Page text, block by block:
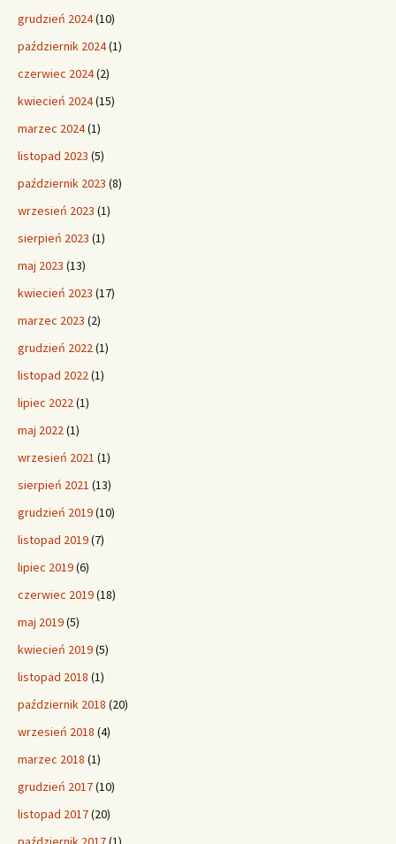
grudzień 2024(10)
październik 2024(1)
czerwiec 2024(2)
kwiecień 2024(15)
marzec 2024(1)
listopad 2023 (5)
październik 2023 (8)
wrzesień 2023 (1)
sierpień 2023 (1)
maj 2023 (13)
kwiecień 2023 (17)
marzec 2023 (2)
grudzień 2022(1)
listopad 2022(1)
lipiec 2022(1)
maj 2022(1)
wrzesień 2021 (1)
sierpień 2021 (13)
grudzień 2019(10)
listopad 2019(7)
lipiec 2019(6)
czerwiec 2019(18)
maj 2019(5)
kwiecień 2019(5)
listopad 2018 (1)
październik 2018 (20)
wrzesień 2018 (4)
marzec 2018 (1)
grudzień 2017(10)
listopad 2017(20)